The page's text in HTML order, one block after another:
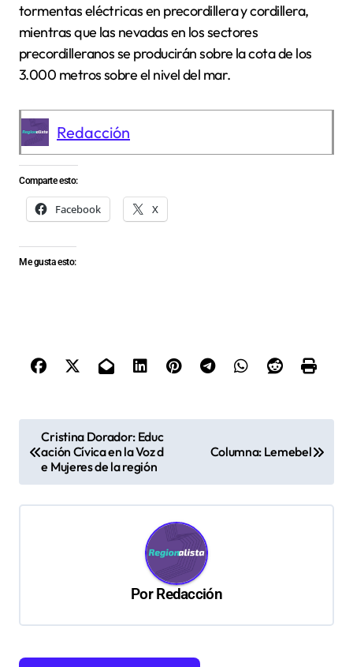
tormentas eléctricas en precordillera y cordillera,
mientras que las nevadas en los sectores
precordilleranos se producirán sobre la cota de los
3.000 metros sobre el nivel del mar.
Redacción
Comparte esto:
Facebook X
Me gusta esto:
v
e
Cristina Dorador: Educ
ación Cívica en la Voz d
e Mujeres de la región
Columna: Lemebel
PorRedacción